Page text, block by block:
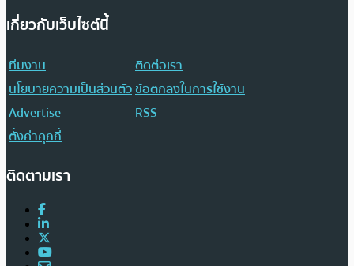
เกี่ยวกับเว็บไซต์นี้
ทีมงาน
ติดต่อเรา
นโยบายความเป็นส่วนตัวข้อตกลงในการใช้งาน
Advertise
RSS
ตั้งค่าคุกกี้
ติดตามเรา